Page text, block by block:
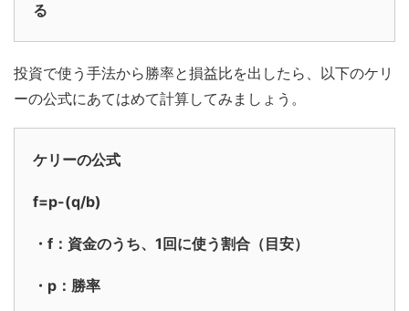
る
投資で使う手法から勝率と損益比を出したら、以下のケリ
ーの公式にあてはめて計算してみましょう。
ケリーの公式
f=p-(q/b)
・f：資金のうち、1回に使う割合（目安）
・p：勝率